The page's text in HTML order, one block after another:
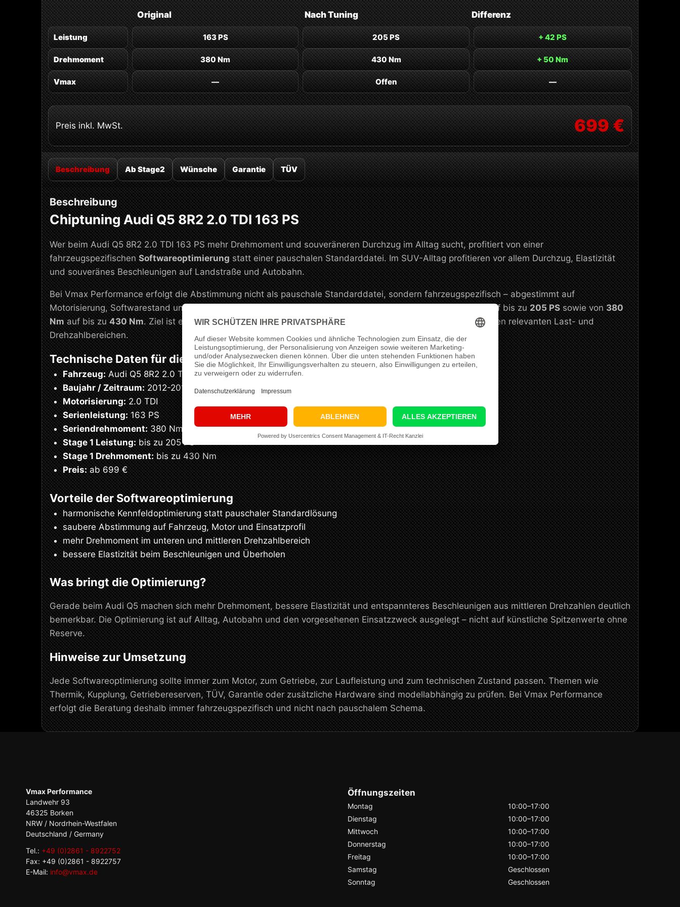
Original NachTuning Differenz
Leistung 163 PS 205 PS + 42 PS
Drehmoment 380 Nm 430 Nm + 50 Nm
Vmax — Offen —
Preis inkl. MwSt. 699 €
Beschreibung Ab Stage2 Wünsche Garantie TÜV
Beschreibung
Chiptuning Audi Q5 8R2 2.0 TDI 163 PS
Wer beim Audi Q5 8R2 2.0 TDI 163 PS mehr Drehmoment und souveräneren Durchzug im Alltag sucht, profitiert von einer
fahrzeugspezifischen Softwareoptimierung statt einer pauschalen Standarddatei. Im SUV-Alltag profitieren vor allem Durchzug, Elastizität
und souveränes Beschleunigen auf Landstraße und Autobahn.
Bei Vmax Performance erfolgt die Abstimmung nicht als pauschale Standarddatei, sondern fahrzeugspezifisch – abgestimmt auf
Motorisierung, Softwarestand und den geplanten Einsatzbereich. Für dieses Setup arbeiten wir von
auf bis zu 205 PS sowie von 380
Nm auf bis zu 430 Nm. Ziel ist eine saubere, alltagstaugliche Leistungssteigerung mit stimmiger Reserve in den relevanten Last- und
Drehzahlbereichen.
Technische Daten für dieses Setup
Fahrzeug: Audi Q5 8R2 2.0 TDI
Baujahr / Zeitraum: 2012-2017
Motorisierung: 2.0 TDI
Serienleistung: 163 PS
Seriendrehmoment: 380 Nm
Stage 1 Leistung: bis zu 205 PS
Stage 1 Drehmoment: bis zu 430 Nm
Preis: ab 699 €
Vorteile der Softwareoptimierung
harmonische Kennfeldoptimierung statt pauschaler Standardlösung
saubere Abstimmung auf Fahrzeug, Motor und Einsatzprofil
mehr Drehmoment im unteren und mittleren Drehzahlbereich
bessere Elastizität beim Beschleunigen und Überholen
Was bringt die Optimierung?
Gerade beim Audi Q5 machen sich mehr Drehmoment, bessere Elastizität und entspannteres Beschleunigen aus mittleren Drehzahlen deutlich
bemerkbar. Die Optimierung ist auf Alltag, Autobahn und den vorgesehenen Einsatzzweck ausgelegt – nicht auf künstliche Spitzenwerte ohne
Reserve.
Hinweise zur Umsetzung
Jede Softwareoptimierung sollte immer zum Motor, zum Getriebe, zur Laufleistung und zum technischen Zustand passen. Themen wie
Thermik, Kupplung, Getriebereserven, TÜV, Garantie oder zusätzliche Hardware sind modellabhängig zu prüfen. Bei Vmax Performance
erfolgt die Beratung deshalb immer fahrzeugspezifisch und nicht nach pauschalem Schema.
Vmax Performance
Landwehr 93
46325 Borken
NRW / Nordrhein-Westfalen
Deutschland / Germany
Tel.: +49 (0)2861 - 8922752
Fax: +49 (0)2861 - 8922757
E-Mail: info@vmax.de
Öffnungszeiten
Montag
10:00–17:00
Dienstag
10:00–17:00
Mittwoch
10:00–17:00
Donnerstag
10:00–17:00
Freitag
10:00–17:00
Samstag
Geschlossen
Sonntag
Geschlossen